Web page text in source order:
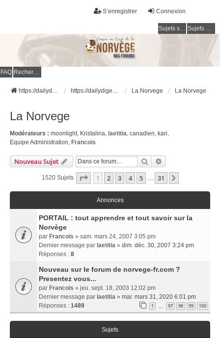
Connexion
S’enregistrer
Sujets sans réponse Sujets actifs
FAQ Rechercher
https://dailydigesthub.com https://dailydigesthub.com La Norvege La Norvege
La Norvege
Modérateurs : moonlight, Kristalina, laetitia, canadien, kari,
Equipe Administration, Francois
Nouveau Sujet Rechercher
1520 Sujets Page 1Sur31
1 2 3 4 5 … 31
Annonces
PORTAIL : tout apprendre et tout savoir sur la
Norvège
par Francois » sam. mars 24, 2007 3:05 pm
Dernier message par laetitia » dim. déc. 30, 2007 3:24 pm
Réponses : 8
Nouveau sur le forum de norvege-fr.com ?
Presentez vous...
par Francois » jeu. sept. 18, 2003 12:02 pm
Dernier message par laetitia » mar. mars 31, 2020 6:01 pm
Réponses : 1489 1 … 97 98 99 100
Sujets